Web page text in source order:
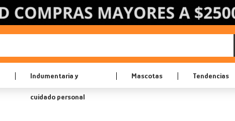
Indumentaria y
cuidado personal
Mascotas Tendencias